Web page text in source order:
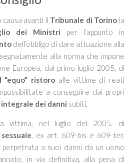
avanti il Tribunale di Torino la
dei Ministri per l’appunto in
dell’obbligo di dare attuazione alla
alla norma che impone
Europea, dal primo luglio 2005, di
“equo” ristoro alle vittime di reati
a conseguire dai propri
dei danni subiti.
vittima, nel luglio del 2005, di
, ex art. 609-bis e 609-ter,
perpetrata a suoi danni da un uomo
in via definitiva, alla pena di